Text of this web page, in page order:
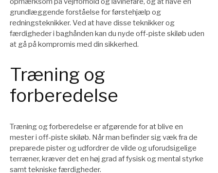
grundlæggende forståelse for førstehjælp og
redningsteknikker. Ved at have disse teknikker og
færdigheder i baghånden kan du nyde off-piste skiløb uden
at gå på kompromis med din sikkerhed.
Træning og
forberedelse
Træning og forberedelse er afgørende for at blive en
mester i off-piste skiløb. Når man befinder sig væk fra de
preparede pister og udfordrer de vilde og uforudsigelige
terræner, kræver det en høj grad af fysisk og mental styrke
samt tekniske færdigheder.